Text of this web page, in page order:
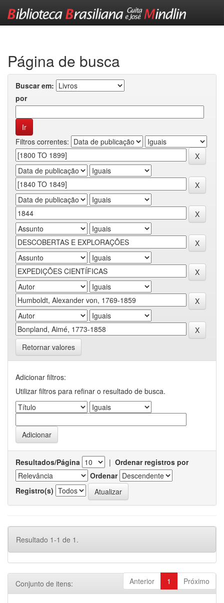
Página de busca
Buscar em:
por
Filtros correntes:
Retornar valores
Adicionar filtros:
Utilizar filtros para refinar o resultado de busca.
Resultados/Página | Ordenar registros por
Ordenar
Registro(s)
Resultado 1-1 de 1.
Anterior 1 Próximo
Conjunto de itens: